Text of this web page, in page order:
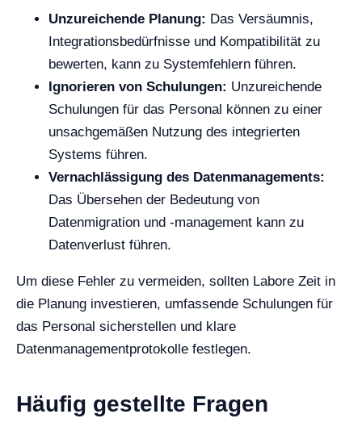
Unzureichende Planung: Das Versäumnis,
Integrationsbedürfnisse und Kompatibilität zu
bewerten, kann zu Systemfehlern führen.
Ignorieren von Schulungen: Unzureichende
Schulungen für das Personal können zu einer
unsachgemäßen Nutzung des integrierten
Systems führen.
Vernachlässigung des Datenmanagements:
Das Übersehen der Bedeutung von
Datenmigration und -management kann zu
Datenverlust führen.
Um diese Fehler zu vermeiden, sollten Labore Zeit in
die Planung investieren, umfassende Schulungen für
das Personal sicherstellen und klare
Datenmanagementprotokolle festlegen.
Häufig gestellte Fragen